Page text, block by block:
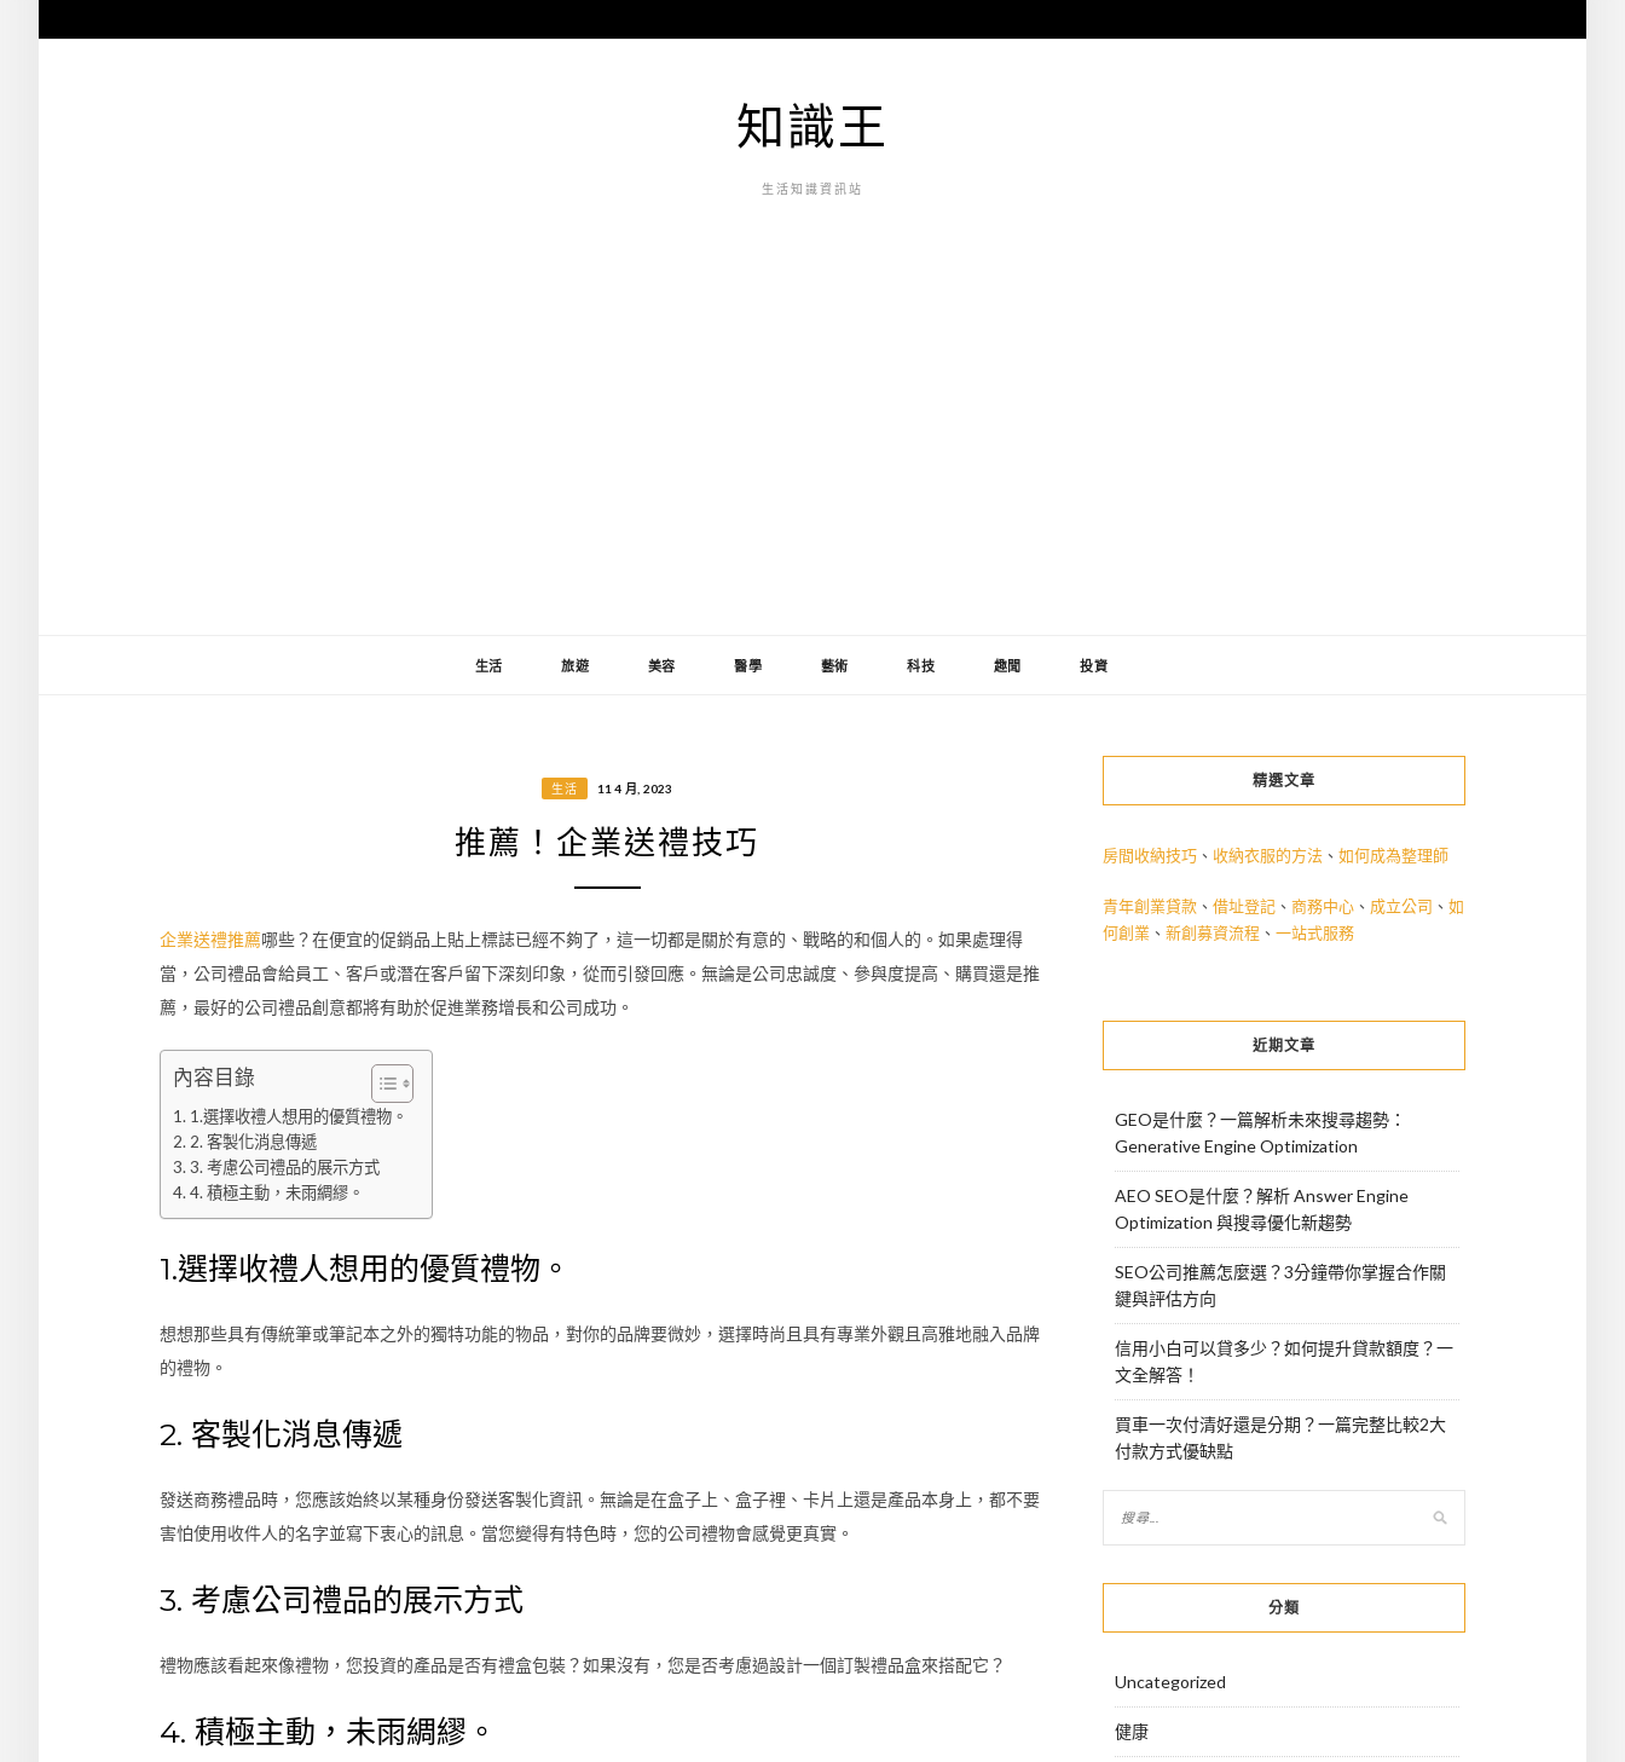
至
知識王
生活知識資訊站
生活 旅遊 美容 醫學 藝術 科技 趣聞 投資
生活 11 4 月, 2023
推薦！企業送禮技巧
企業送禮推薦哪些？在便宜的促銷品上貼上標誌已經不夠了，這一切都是關於有意的、戰略的和個人的。如果處理得
當，公司禮品會給員工、客戶或潛在客戶留下深刻印象，從而引發回應。無論是公司忠誠度、參與度提高、購買還是推
薦，最好的公司禮品創意都將有助於促進業務增長和公司成功。
內容目錄
1.選擇收禮人想用的優質禮物。
2. 客製化消息傳遞
3. 考慮公司禮品的展示方式
4. 積極主動，未雨綢繆。
1.選擇收禮人想用的優質禮物。
想想那些具有傳統筆或筆記本之外的獨特功能的物品，對你的品牌要微妙，選擇時尚且具有專業外觀且高雅地融入品牌
的禮物。
2. 客製化消息傳遞
發送商務禮品時，您應該始終以某種身份發送客製化資訊。無論是在盒子上、盒子裡、卡片上還是產品本身上，都不要
害怕使用收件人的名字並寫下衷心的訊息。當您變得有特色時，您的公司禮物會感覺更真實。
3. 考慮公司禮品的展示方式
禮物應該看起來像禮物，您投資的產品是否有禮盒包裝？如果沒有，您是否考慮過設計一個訂製禮品盒來搭配它？
4. 積極主動，未雨綢繆。
精選文章
房間收納技巧 、 收納衣服的方法 、 如何成為整理師
青年創業貸款 、 借址登記 、 商務中心 、 成立公司 、 如
何創業 、 新創募資流程 、 一站式服務
近期文章
GEO是什麼？一篇解析未來搜尋趨勢：
Generative Engine Optimization
AEO SEO是什麼？解析 Answer Engine
Optimization 與搜尋優化新趨勢
SEO公司推薦怎麼選？3分鐘帶你掌握合作關
鍵與評估方向
信用小白可以貸多少？如何提升貸款額度？一
文全解答！
買車一次付清好還是分期？一篇完整比較2大
付款方式優缺點
分類
Uncategorized
健康